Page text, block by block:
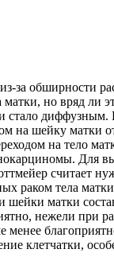
обширности
но вряд ли
диффузным.
на шейку
на тело
Для
раком тела
матки
нежели
менее
клетчатки,